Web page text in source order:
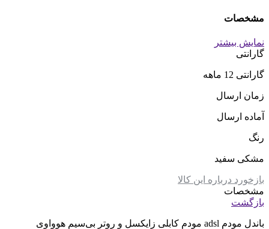
مشخصات
نمایش بیشتر
گارانتی
گارانتی 12 ماهه
زمان ارسال
آماده ارسال
رنگ
مشکی سفید
بازخورد درباره این کالا
مشخصات
بازگشت
باندل مودم adsl مودم کابلی زایکسل و روتر بی‌سیم هوواوی